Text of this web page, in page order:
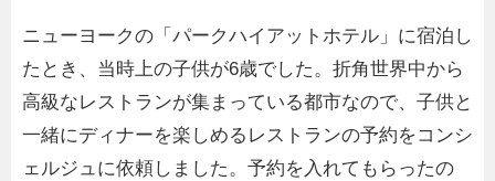
ニューヨークの「パークハイアットホテル」に宿泊し
たとき、当時上の子供が6歳でした。折角世界中から
高級なレストランが集まっている都市なので、子供と
一緒にディナーを楽しめるレストランの予約をコンシ
ェルジュに依頼しました。予約を入れてもらったの